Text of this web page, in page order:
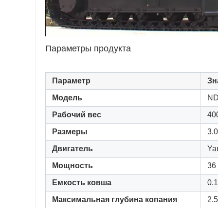
Параметры продукта
Параметр
Модель
Рабочий вес
Размеры
Двигатель
Мощность 36
Емкость ковша
Максимальная глубина копания